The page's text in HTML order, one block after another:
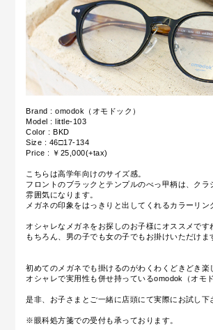
Brand : omodok（オモドック）
Model : little-103
Color : BKD
Size : 46□17-134
Price : ￥25,000(+tax)
こちらは高学年向けのサイズ感。
フロントのブラックとテンプルのべっ甲柄は、クラ
雰囲気になります。
メガネの印象をはっきりと出してくれるカラーリン
オシャレなメガネをお探しのお子様にオススメです
もちろん、男の子でも女の子でもお掛けいただけま
初めてのメガネでも掛けるのがわくわくどきどき楽
オシャレで実用性も併せ持っているomodok（オモ
是非、お子さまとご一緒に店頭にて実際にお試し下
※眼科処方箋での受付も承っております。